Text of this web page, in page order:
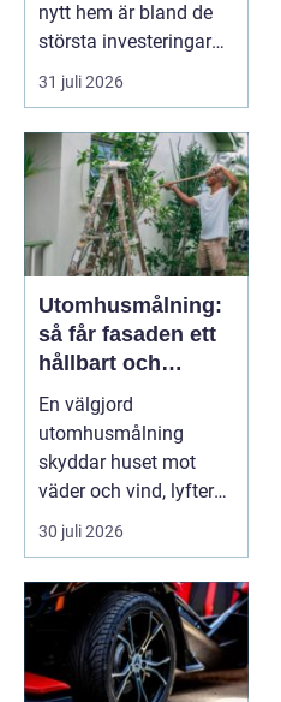
nytt hem är bland de
största investeringar
m...
31 juli 2026
Utomhusmålning:
så får fasaden ett
hållbart och
vackert resultat
En välgjord
utomhusmålning
skyddar huset mot
väder och vind, lyfter
helhetsintrycket...
30 juli 2026